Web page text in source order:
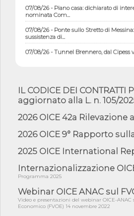
07/08/26 - Piano casa: dichiarato di
nominata Com...
07/08/26 - Ponte sullo Stretto di
sussistenza di...
07/08/26 - Tunnel Brennero, dal Cipess
costr...
06/08/26 - Dal 3 agosto in vigore
con ...
06/08/26 - DL PA approvato in Cdm:
riqualificazione sism...
06/08/26 - CdM: approvato il d.lgs. di
norme UE in m...
05/08/26 - DL Infrastrutture e PNRR è
fiducia...
05/08/26 - Focus OICE sul DDL di
amminist...
IL CODICE DEI CONTRATTI
aggiornato alla L. n. 105/
2026 OICE 42a Rilevazione
2026 OICE 9° Rapporto
2025 OICE International
Internazionalizzazione
Programma 2025
Webinar OICE ANAC sul
Video e presentazioni del webinar OICE-
Economico (FVOE) 14 novembre 2022